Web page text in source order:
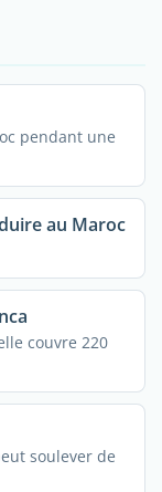
pendant une
au Maroc
couvre 220
soulever de